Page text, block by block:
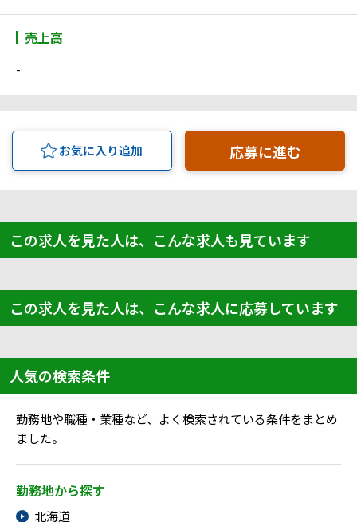
売上高
-
お気に入り追加 応募に進む
この求人を見た人は、こんな求人も見ています
この求人を見た人は、こんな求人に応募しています
人気の検索条件
勤務地や職種・業種など、よく検索されている条件をまとめ
ました。
勤務地から探す
北海道